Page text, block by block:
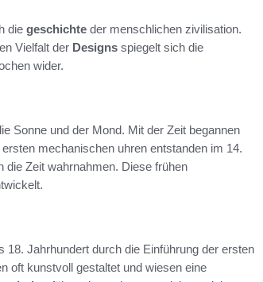
die geschichte der menschlichen zivilisation.
Vielfalt der Designs spiegelt sich die
wider.
Sonne und der Mond. Mit der Zeit begannen
mechanischen uhren entstanden im 14.
die Zeit wahrnahmen. Diese frühen
Jahrhundert durch die Einführung der ersten
oft kunstvoll gestaltet und wiesen eine